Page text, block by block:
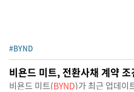
#BYND
비욘드 미트, 전환사채 계약
비욘드 미트(BYND